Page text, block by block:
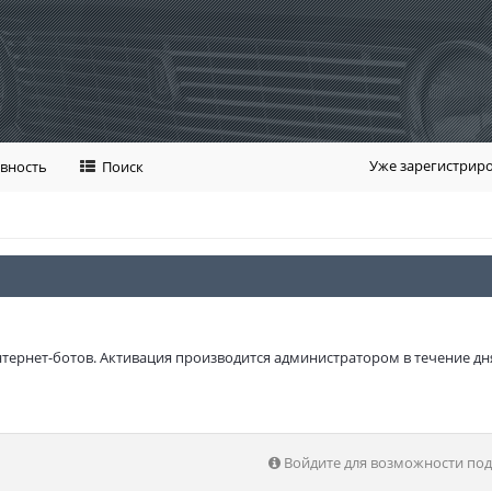
Уже
Поиск
ботов. Активация производится администратором в течение
Войдите для возможности